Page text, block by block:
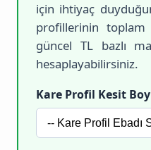
için ihtiyaç
profillerinin toplam
güncel TL bazlı
hesaplayabilirsiniz.
Kare Profil Kesit